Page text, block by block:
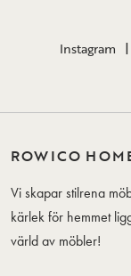
Instagram
ROWICO
Vi skapar stilrena
kärlek för hemmet
värld av möbler!